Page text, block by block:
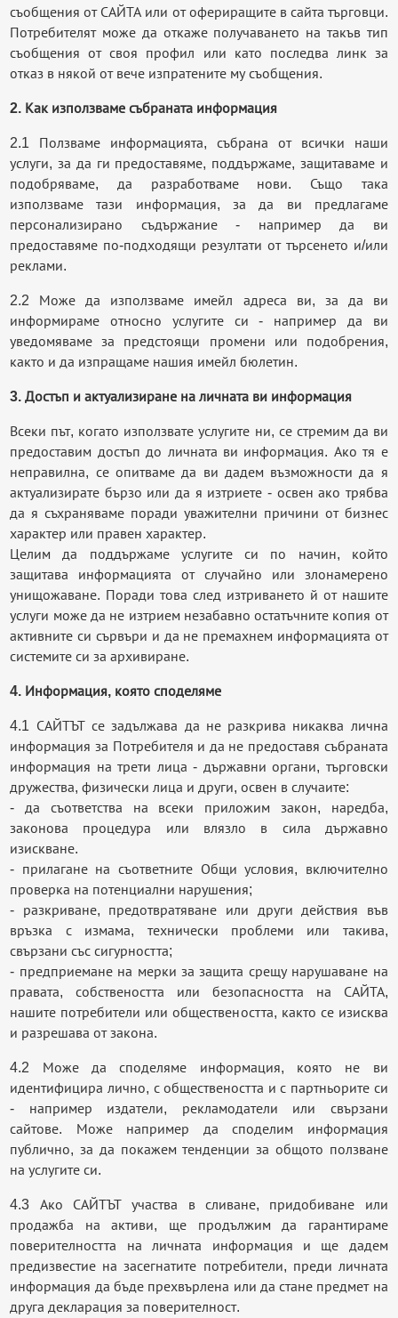
съобщения от САЙТА или от офериращите в сайта търговци.
Потребителят може да откаже получаването на такъв тип
съобщения от своя профил или като последва линк за
отказ в някой от вече изпратените му съобщения.
2. Как използваме събраната информация
2.1 Ползваме информацията, събрана от всички наши
услуги, за да ги предоставяме, поддържаме, защитаваме и
подобряваме, да разработваме нови. Също така
използваме тази информация, за да ви предлагаме
персонализирано съдържание - например да ви
предоставяме по-подходящи резултати от търсенето и/или
реклами.
2.2 Може да използваме имейл адреса ви, за да ви
информираме относно услугите си - например да ви
уведомяваме за предстоящи промени или подобрения,
както и да изпращаме нашия имейл бюлетин.
3. Достъп и актуализиране на личната ви информация
Всеки път, когато използвате услугите ни, се стремим да ви
предоставим достъп до личната ви информация. Ако тя е
неправилна, се опитваме да ви дадем възможности да я
актуализирате бързо или да я изтриете - освен ако трябва
да я съхраняваме поради уважителни причини от бизнес
характер или правен характер.
Целим да поддържаме услугите си по начин, който
защитава информацията от случайно или злонамерено
унищожаване. Поради това след изтриването й от нашите
услуги може да не изтрием незабавно остатъчните копия от
активните си сървъри и да не премахнем информацията от
системите си за архивиране.
4. Информация, която споделяме
4.1 САЙТЪТ се задължава да не разкрива никаква лична
информация за Потребителя и да не предоставя събраната
информация на трети лица - държавни органи, търговски
дружества, физически лица и други, освен в случаите:
- да съответства на всеки приложим закон, наредба,
законова процедура или влязло в сила държавно
изискване.
- прилагане на съответните Общи условия, включително
проверка на потенциални нарушения;
- разкриване, предотвратяване или други действия във
връзка с измама, технически проблеми или такива,
свързани със сигурността;
- предприемане на мерки за защита срещу нарушаване на
правата, собствеността или безопасността на САЙТА,
нашите потребители или обществеността, както се изисква
и разрешава от закона.
4.2 Може да споделяме информация, която не ви
идентифицира лично, с обществеността и с партньорите си
- например издатели, рекламодатели или свързани
сайтове. Може например да споделим информация
публично, за да покажем тенденции за общото ползване
на услугите си.
4.3 Ако САЙТЪТ участва в сливане, придобиване или
продажба на активи, ще продължим да гарантираме
поверителността на личната информация и ще дадем
предизвестие на засегнатите потребители, преди личната
информация да бъде прехвърлена или да стане предмет на
друга декларация за поверителност.